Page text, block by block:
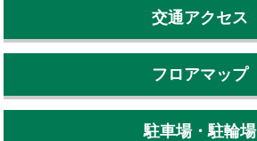
交通アクセス
フロアマップ
駐車場・駐輪場